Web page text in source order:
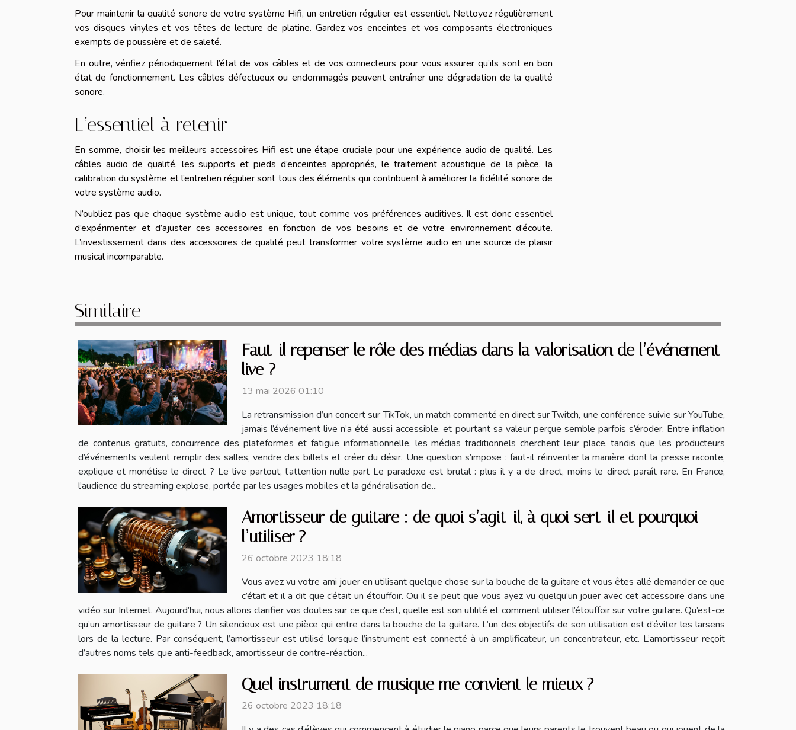
Pour maintenir la qualité sonore de votre système Hifi, un entretien régulier est essentiel. Nettoyez régulièrement
vos disques vinyles et vos têtes de lecture de platine. Gardez vos enceintes et vos composants électroniques
exempts de poussière et de saleté.
En outre, vérifiez périodiquement l’état de vos câbles et de vos connecteurs pour vous assurer qu’ils sont en bon
état de fonctionnement. Les câbles défectueux ou endommagés peuvent entraîner une dégradation de la qualité
sonore.
L’essentiel à retenir
En somme, choisir les meilleurs accessoires Hifi est une étape cruciale pour une expérience audio de qualité. Les
câbles audio de qualité, les supports et pieds d’enceintes appropriés, le traitement acoustique de la pièce, la
calibration du système et l’entretien régulier sont tous des éléments qui contribuent à améliorer la fidélité sonore de
votre système audio.
N’oubliez pas que chaque système audio est unique, tout comme vos préférences auditives. Il est donc essentiel
d’expérimenter et d’ajuster ces accessoires en fonction de vos besoins et de votre environnement d’écoute.
L’investissement dans des accessoires de qualité peut transformer votre système audio en une source de plaisir
musical incomparable.
Similaire
Faut-il repenser le rôle des médias dans la valorisation de l’événement
live ?
13 mai 2026 01:10
La retransmission d’un concert sur TikTok, un match commenté en direct sur Twitch, une conférence suivie sur YouTube,
jamais l’événement live n’a été aussi accessible, et pourtant sa valeur perçue semble parfois s’éroder. Entre inflation
de contenus gratuits, concurrence des plateformes et fatigue informationnelle, les médias traditionnels cherchent leur place, tandis que les producteurs
d’événements veulent remplir des salles, vendre des billets et créer du désir. Une question s’impose : faut-il réinventer la manière dont la presse raconte,
explique et monétise le direct ? Le live partout, l’attention nulle part Le paradoxe est brutal : plus il y a de direct, moins le direct paraît rare. En France,
l’audience du streaming explose, portée par les usages mobiles et la généralisation de...
Amortisseur de guitare : de quoi s’agit-il, à quoi sert-il et pourquoi
l’utiliser ?
26 octobre 2023 18:18
Vous avez vu votre ami jouer en utilisant quelque chose sur la bouche de la guitare et vous êtes allé demander ce que
c’était et il a dit que c’était un étouffoir. Ou il se peut que vous ayez vu quelqu’un jouer avec cet accessoire dans une
vidéo sur Internet. Aujourd’hui, nous allons clarifier vos doutes sur ce que c’est, quelle est son utilité et comment utiliser l’étouffoir sur votre guitare. Qu’est-ce
qu’un amortisseur de guitare ? Un silencieux est une pièce qui entre dans la bouche de la guitare. L’un des objectifs de son utilisation est d’éviter les larsens
lors de la lecture. Par conséquent, l’amortisseur est utilisé lorsque l’instrument est connecté à un amplificateur, un concentrateur, etc. L’amortisseur reçoit
d’autres noms tels que anti-feedback, amortisseur de contre-réaction...
Quel instrument de musique me convient le mieux ?
26 octobre 2023 18:18